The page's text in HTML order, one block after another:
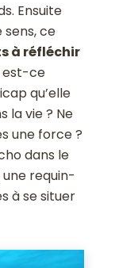
Ensuite
sens, ce
à réfléchir
est-ce
qu’elle
la vie ? Ne
une force ?
dans le
requin-
à se situer